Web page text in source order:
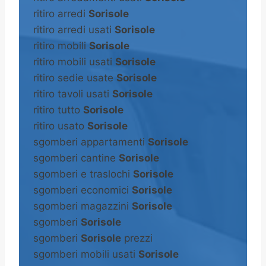
ritiro arredi Sorisole
ritiro arredi usati Sorisole
ritiro mobili Sorisole
ritiro mobili usati Sorisole
ritiro sedie usate Sorisole
ritiro tavoli usati Sorisole
ritiro tutto Sorisole
ritiro usato Sorisole
sgomberi appartamenti Sorisole
sgomberi cantine Sorisole
sgomberi e traslochi Sorisole
sgomberi economici Sorisole
sgomberi magazzini Sorisole
sgomberi Sorisole
sgomberi Sorisole prezzi
sgomberi mobili usati Sorisole